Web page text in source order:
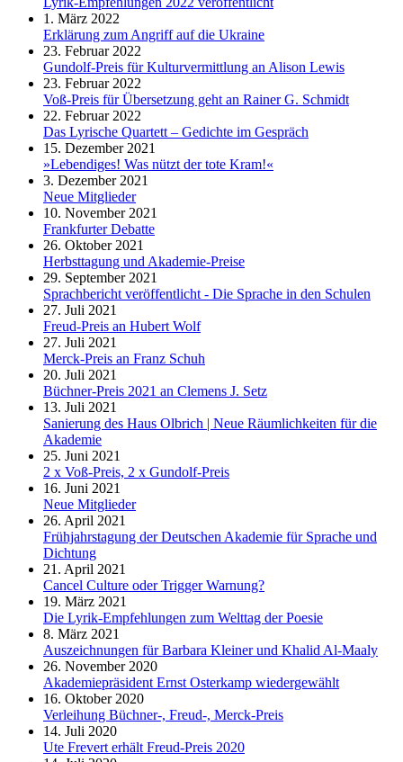
1. März 2022
Erklärung zum Angriff auf die Ukraine
23. Februar 2022
Gundolf-Preis für Kulturvermittlung an Alison Lewis
23. Februar 2022
Voß-Preis für Übersetzung geht an Rainer G. Schmidt
22. Februar 2022
Das Lyrische Quartett – Gedichte im Gespräch
15. Dezember 2021
»Lebendiges! Was nützt der tote Kram!«
3. Dezember 2021
Neue Mitglieder
10. November 2021
Frankfurter Debatte
26. Oktober 2021
Herbsttagung und Akademie-Preise
29. September 2021
Sprachbericht veröffentlicht - Die Sprache in den Schulen
27. Juli 2021
Freud-Preis an Hubert Wolf
27. Juli 2021
Merck-Preis an Franz Schuh
20. Juli 2021
Büchner-Preis 2021 an Clemens J. Setz
13. Juli 2021
Sanierung des Haus Olbrich | Neue Räumlichkeiten für die
Akademie
25. Juni 2021
2 x Voß-Preis, 2 x Gundolf-Preis
16. Juni 2021
Neue Mitglieder
26. April 2021
Frühjahrstagung der Deutschen Akademie für Sprache und
Dichtung
21. April 2021
Cancel Culture oder Trigger Warnung?
19. März 2021
Die Lyrik-Empfehlungen zum Welttag der Poesie
8. März 2021
Auszeichnungen für Barbara Kleiner und Khalid Al-Maaly
26. November 2020
Akademiepräsident Ernst Osterkamp wiedergewählt
16. Oktober 2020
Verleihung Büchner-, Freud-, Merck-Preis
14. Juli 2020
Ute Frevert erhält Freud-Preis 2020